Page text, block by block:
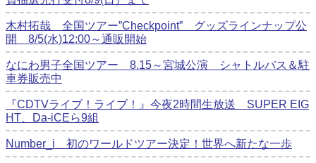
木村拓哉 全国ツアー”Checkpoint” グッズラインナップ公
開 8/5(水)12:00～通販開始
なにわ男子全国ツアー 8.15～宮城公演 シャトルバス＆駐
車券販売中
『CDTVライブ！ライブ！』今夜2時間生放送 SUPER EIG
HT、Da-iCEら9組
Number_i 初のワールドツアー決定！世界へ新たな一歩